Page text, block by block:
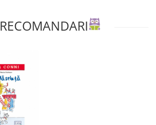
RECOMANDARI